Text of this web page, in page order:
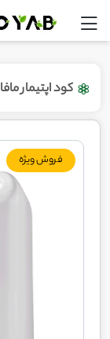
کود اپتیمار مافا
فروش ویژه